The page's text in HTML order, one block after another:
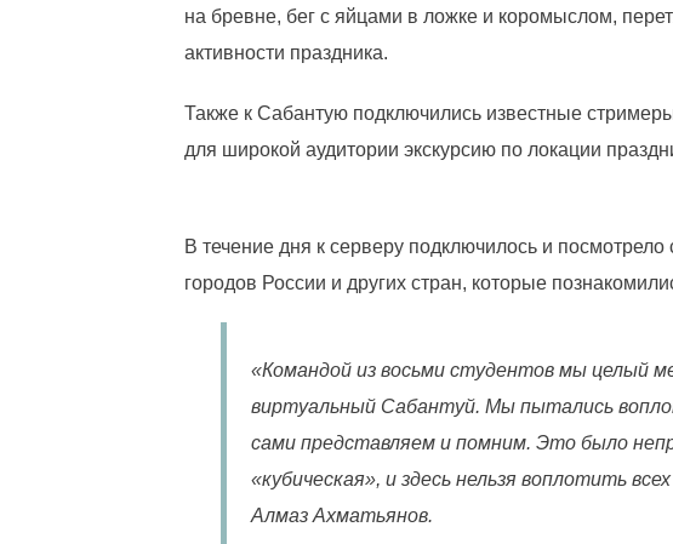
на бревне, бег с яйцами в ложке и коромыслом,
активности праздника.
Также к Сабантую подключились известные
для широкой аудитории экскурсию по локации
В течение дня к серверу подключилось и
городов России и других стран, которые
«Командой из восьми студентов мы целый
виртуальный Сабантуй. Мы пытались
сами представляем и помним. Это было
«кубическая», и здесь нельзя воплотить
Алмаз Ахматьянов.